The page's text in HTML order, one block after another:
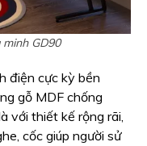
GD90
điện cực kỳ bền
gỗ MDF chống
với thiết kế rộng rãi,
cốc giúp người sử